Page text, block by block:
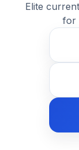
Elite
for